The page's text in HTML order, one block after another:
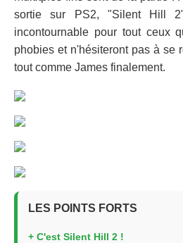
sortie sur PS2, "Silent Hill
incontournable pour tout ceux
phobies et n'hésiteront pas à se
tout comme James finalement.
LES POINTS FORTS
+ C'est Silent Hill 2 !